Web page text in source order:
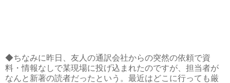
◆ちなみに昨日、友人の通訳会社からの突然の依頼で資
料・情報なしで某現場に投げ込まれたのですが、担当者が
なんと新著の読者だったという。最近はどこに行っても厳